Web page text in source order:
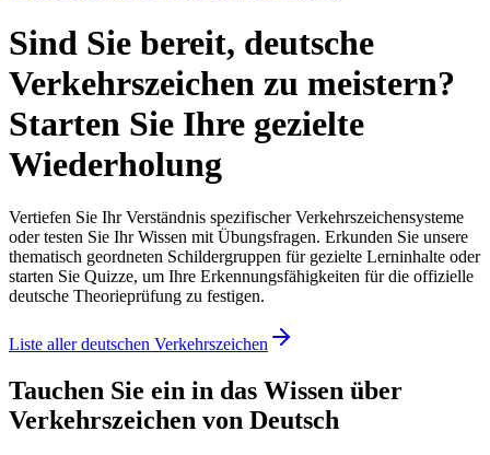
Sind Sie bereit, deutsche
Verkehrszeichen zu meistern?
Starten Sie Ihre gezielte
Wiederholung
Vertiefen Sie Ihr Verständnis spezifischer Verkehrszeichensysteme
oder testen Sie Ihr Wissen mit Übungsfragen. Erkunden Sie unsere
thematisch geordneten Schildergruppen für gezielte Lerninhalte oder
starten Sie Quizze, um Ihre Erkennungsfähigkeiten für die offizielle
deutsche Theorieprüfung zu festigen.
Liste aller deutschen Verkehrszeichen
Tauchen Sie ein in das Wissen über
Verkehrszeichen von Deutsch